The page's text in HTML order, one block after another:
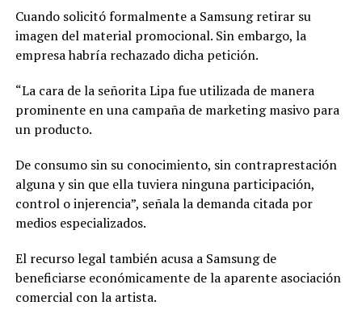
Cuando solicitó formalmente a Samsung retirar su
imagen del material promocional. Sin embargo, la
empresa habría rechazado dicha petición.
“La cara de la señorita Lipa fue utilizada de manera
prominente en una campaña de marketing masivo para
un producto.
De consumo sin su conocimiento, sin contraprestación
alguna y sin que ella tuviera ninguna participación,
control o injerencia”, señala la demanda citada por
medios especializados.
El recurso legal también acusa a Samsung de
beneficiarse económicamente de la aparente asociación
comercial con la artista.